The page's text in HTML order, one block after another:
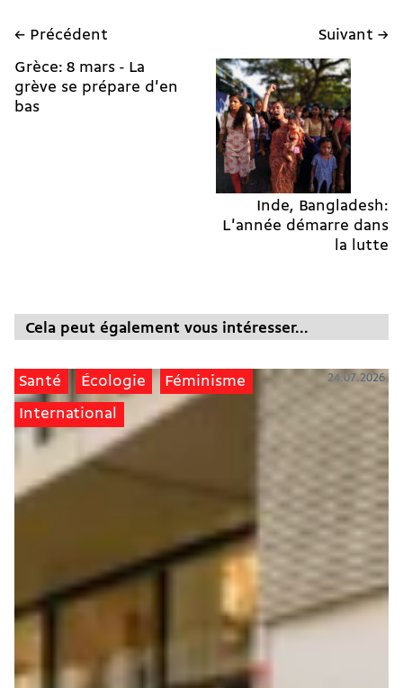
← Précédent
Grèce: 8 mars - La
grève se prépare d'en
bas
Suivant →
Inde, Bangladesh:
L'année démarre dans
la lutte
Cela peut également vous intéresser...
Santé Écologie Féminisme
International
24.07.2026